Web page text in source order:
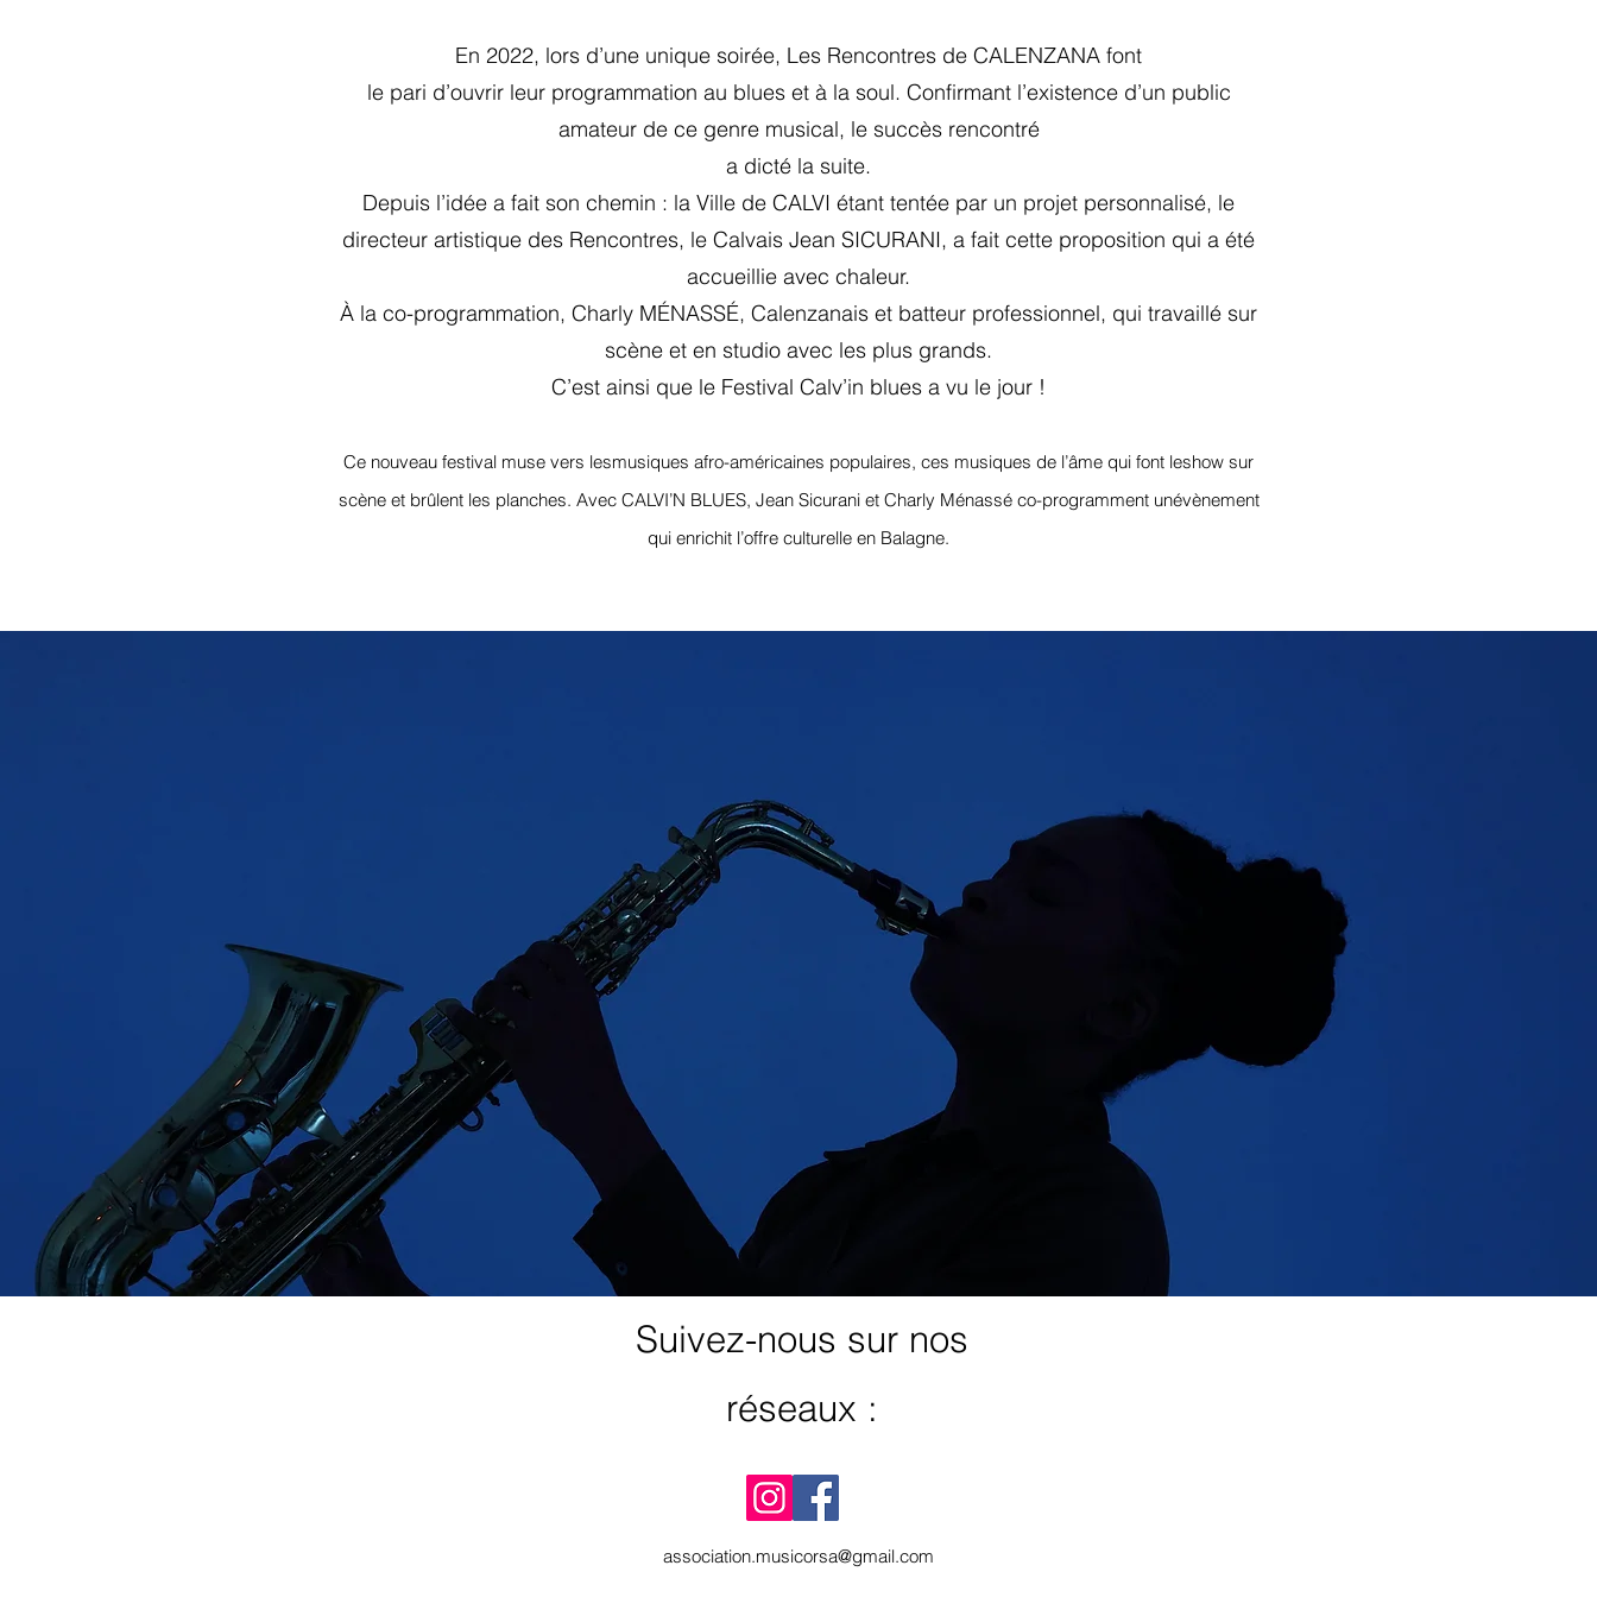
En 2022, lors d’une unique soirée, Les Rencontres de CALENZANA font
le pari d’ouvrir leur programmation au blues et à la soul. Confirmant l’existence d’un public
amateur de ce genre musical, le succès rencontré
a dicté la suite.
Depuis l’idée a fait son chemin : la Ville de CALVI étant tentée par un projet personnalisé, le
directeur artistique des Rencontres, le Calvais Jean SICURANI, a fait cette proposition qui a été
accueillie avec chaleur.
À la co-programmation, Charly MÉNASSÉ, Calenzanais et batteur professionnel, qui travaillé sur
scène et en studio avec les plus grands.
C’est ainsi que le Festival Calv’in blues a vu le jour !
Ce nouveau festival muse vers lesmusiques afro-américaines populaires, ces musiques de l’âme qui font leshow sur
scène et brûlent les planches. Avec CALVI’N BLUES, Jean Sicurani etCharly Ménassé co-programment unévènement
qui enrichit l’offre culturelle en Balagne.
Suivez-nous sur nos
réseaux :
association.musicorsa@gmail.com